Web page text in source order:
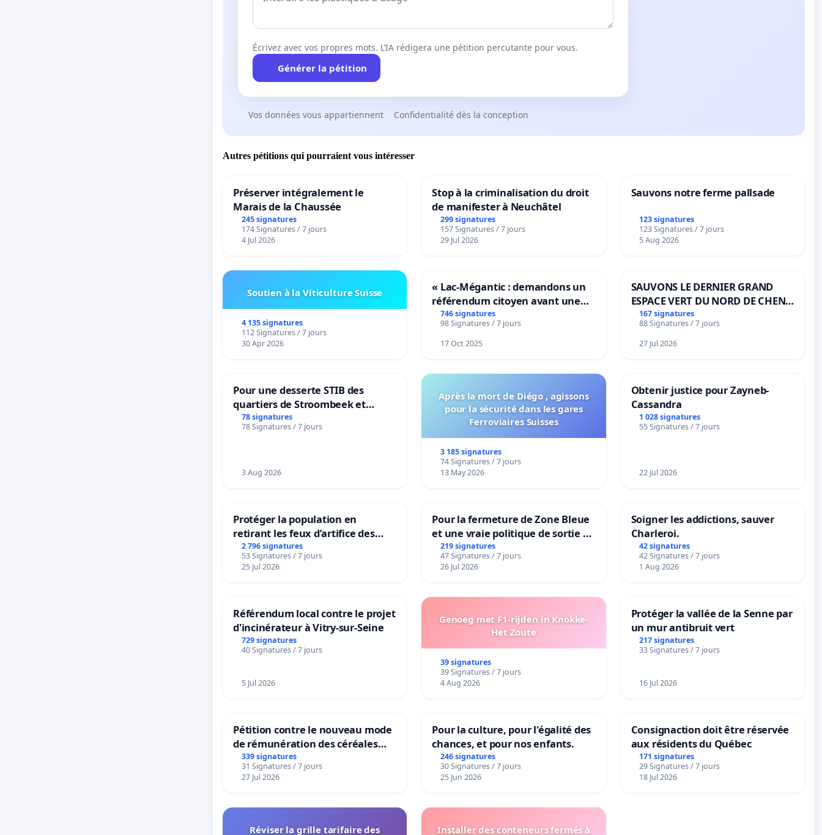
Écrivez avec vos propres mots. L’IA rédigera une pétition percutante pour vous.
Générer la pétition
Vos données vous appartiennent Confidentialité dès la conception
Autres pétitions qui pourraient vous intéresser
Préserver intégralement le
Marais de la Chaussée
245 signatures
174 Signatures / 7 jours
4 Jul 2026
Stop à la criminalisation du droit
de manifester à Neuchâtel
299 signatures
157 Signatures / 7 jours
29 Jul 2026
Sauvons notre ferme pallsade
123 signatures
123 Signatures / 7 jours
5 Aug 2026
Soutien à la Viticulture Suisse
4 135 signatures
112 Signatures / 7 jours
30 Apr 2026
« Lac-Mégantic : demandons un
référendum citoyen avant une
transformation irréversible de
notre territoire »
746 signatures
98 Signatures / 7 jours
17 Oct 2025
SAUVONS LE DERNIER GRAND
ESPACE VERT DU NORD DE CHENE-
BOUGERIES
167 signatures
88 Signatures / 7 jours
27 Jul 2026
Pour une desserte STIB des
quartiers de Stroombeek et
Beauval - Voor een MIVB-
bediening van de wijken
78 signatures
78 Signatures / 7 jours
3 Aug 2026
Après la mort de Diégo , agissons
pour la sécurité dans les gares
Ferroviaires Suisses
3 185 signatures
74 Signatures / 7 jours
13 May 2026
Obtenir justice pour Zayneb-
Cassandra
1 028 signatures
55 Signatures / 7 jours
22 Jul 2026
Protéger la population en
retirant les feux d’artifice des
rayons
2 796 signatures
53 Signatures / 7 jours
25 Jul 2026
Pour la fermeture de Zone Bleue
et une vraie politique de sortie de
la dépendance
219 signatures
47 Signatures / 7 jours
26 Jul 2026
Soigner les addictions, sauver
Charleroi.
42 signatures
42 Signatures / 7 jours
1 Aug 2026
Référendum local contre le projet
d'incinérateur à Vitry-sur-Seine
729 signatures
40 Signatures / 7 jours
5 Jul 2026
Genoeg met F1-rijden in Knokke-
Het Zoute
39 signatures
39 Signatures / 7 jours
4 Aug 2026
Protéger la vallée de la Senne par
un mur antibruit vert
217 signatures
33 Signatures / 7 jours
16 Jul 2026
Pétition contre le nouveau mode
de rémunération des céréales
panifiables de Swiss granum basé
sur la teneur en protéines
339 signatures
31 Signatures / 7 jours
27 Jul 2026
Pour la culture, pour l'égalité des
chances, et pour nos enfants.
246 signatures
30 Signatures / 7 jours
25 Jun 2026
Consignaction doit être réservée
aux résidents du Québec
171 signatures
29 Signatures / 7 jours
18 Jul 2026
Réviser la grille tarifaire des Installer des conteneurs fermés à